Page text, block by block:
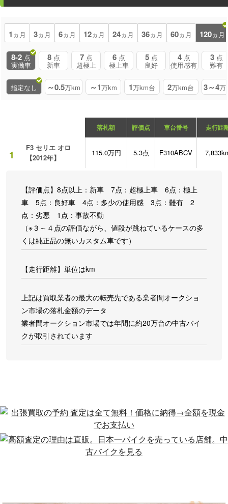
1 ヵ月 3ヵ月 6ヵ月 12ヵ月 24ヵ月 36ヵ月 60ヵ月 120ヵ月
8-2 点
実働車
8 点
新車
7 点
超極上
6 点
極上車
5 点
良好
4 点
使用感有
3 点
難有
指定なし ～0.5万km ～1万km 1万km台 2万km台 3～4万
落札額 評価点 車台番号 走行距
1
F3 セリエ オロ
【2012年】
115.0万円 5.3点 F310ABCV
【評価点】8点以上：新車 7点：超極上車 6点：極上
車 5点：良好車 4点：多少の使用感 3点：難有 2
点：劣悪 1点：事故不動
（※３～４点の評価ながら、値段が跳ねているケースの多
くは純正品の無いカスタム車です）
【走行距離】単位はkm
上記は買取業者の最大の転売先である業者間オークショ
ン市場の落札金額のデータ
業者間オークション市場では年間に約20万台の中古バイ
クが取引されています